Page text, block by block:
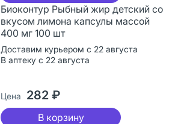
Биоконтур Рыбный жир детский со
вкусом лимона капсулы массой
400 мг 100 шт
Доставим курьером с 22 августа
В аптеку с 22 августа
Цена 282 ₽
В корзину